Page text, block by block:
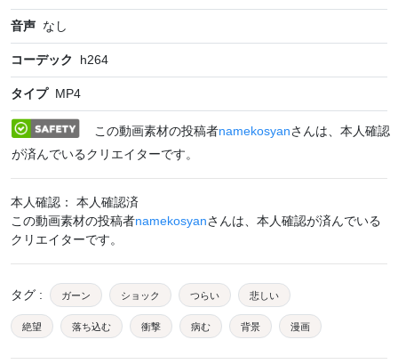
音声 なし
コーデック h264
タイプ MP4
この動画素材の投稿者namekosyanさんは、本人確認
が済んでいるクリエイターです。
本人確認： 本人確認済
この動画素材の投稿者namekosyanさんは、本人確認が済んでいる
クリエイターです。
タグ : ガーン ショック つらい 悲しい
絶望 落ち込む 衝撃 病む 背景 漫画
線 落ちる 落下 水色